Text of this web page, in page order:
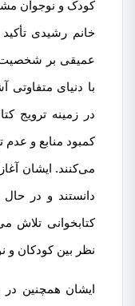
کودک و نوجوان
خانم رشیدی تأکید
عمیقی بر شخصیت
با دنیای
در زمینه ترویج
کمبود منابع و عدم
می‌کنند. ایشان
دانستند و در
کتابخوانی تلاش
نظر بین کودکان و
ایشان همچنین